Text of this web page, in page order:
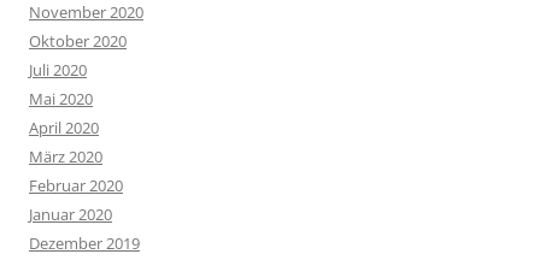
November 2020
Oktober 2020
Juli 2020
Mai 2020
April 2020
März 2020
Februar 2020
Januar 2020
Dezember 2019